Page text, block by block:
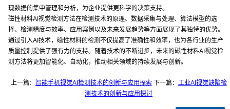
现数据的集中管理和分析，为企业提供更科学的决策支持。
磁性材料AI视觉检测方法在检测技术的原理、数据采集与处理、算法模型的选
择、检测精度与效率、应用案例以及未来发展趋势等方面展现了其独特的优势。
通过引入AI技术，磁性材料的检测不仅提高了准确性和效率，也为各行业的生产
质量控制提供了强有力的支持。随着技术的不断进步，未来的磁性材料AI视觉检
测方法将更加智能化、自动化，推动相关领域的持续发展与创新。
上一篇： 智能手机视觉AI检测技术的创新与应用探索下一篇： 工业AI视觉缺陷检
测技术的创新与应用探讨